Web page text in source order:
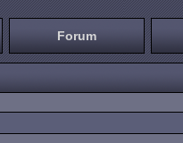
Forum